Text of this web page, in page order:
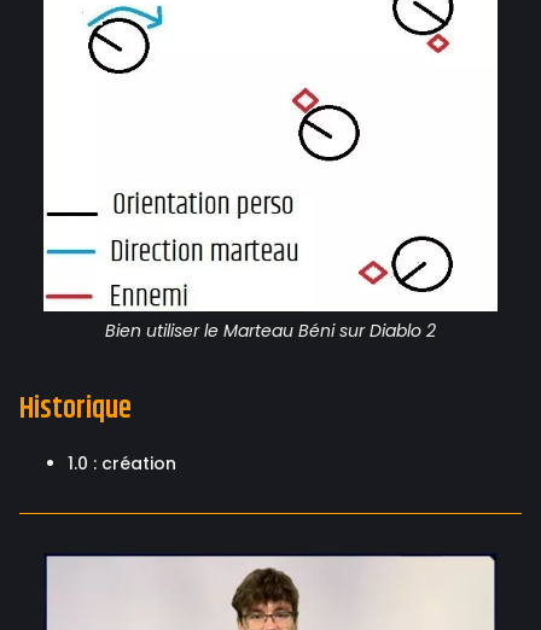
Bien utiliser le Marteau Béni sur Diablo 2
Historique
1.0 : création